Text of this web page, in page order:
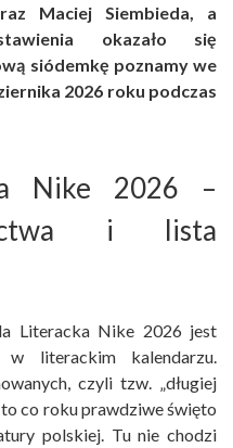
Maciej Siembieda, a
okazało się
siódemkę poznamy we
2026 roku podczas
Nike 2026 –
i lista
Literacka Nike 2026 jest
w literackim kalendarzu.
czyli tzw. „długiej
co roku prawdziwe święto
polskiej. Tu nie chodzi